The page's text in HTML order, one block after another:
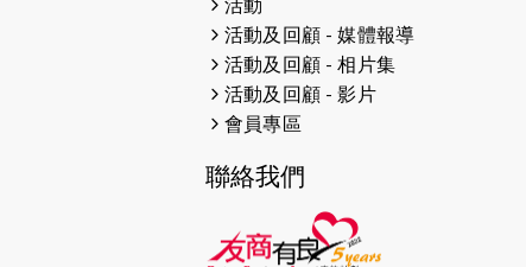
猛龍長跑隊恆常練習 - 6月11日
（19:00開始）
猛龍長跑隊恆常練習 - 6月4日
（19:00開始）
活動
活動及回顧 - 媒體報導
活動及回顧 - 相片集
活動及回顧 - 影片
會員專區
聯絡我們